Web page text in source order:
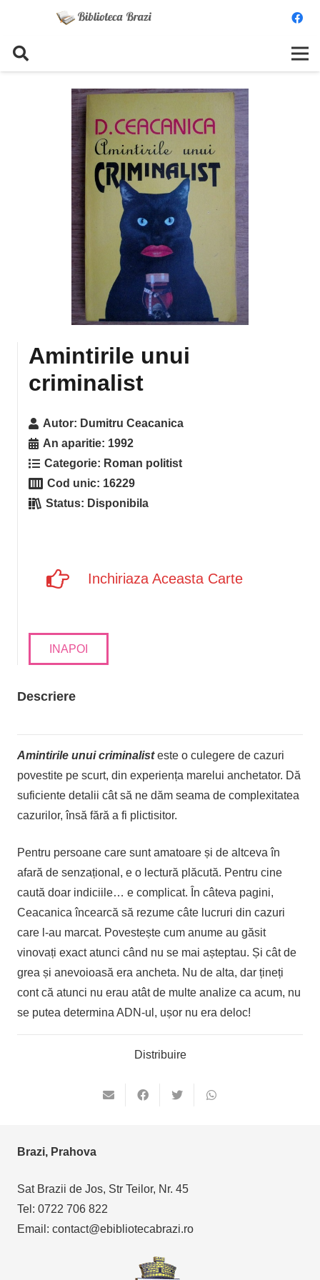
Amintirile unui
criminalist
Autor: Dumitru Ceacanica
An aparitie: 1992
Categorie: Roman politist
Cod unic: 16229
Status: Disponibila
Inchiriaza Aceasta Carte
INAPOI
Descriere
Amintirile unui criminalisteste o culegere de cazuri
povestite pe scurt, din experiența marelui anchetator. Dă
suficiente detalii cât să ne dăm seama de complexitatea
cazurilor, însă fără a fi plictisitor.
Pentru persoane care sunt amatoare și de altceva în
afară de senzațional, e o lectură plăcută. Pentru cine
caută doar indiciile… e complicat. În câteva pagini,
Ceacanica încearcă să rezume câte lucruri din cazuri
care l-au marcat. Povestește cum anume au găsit
vinovați exact atunci când nu se mai așteptau. Și cât de
grea și anevoioasă era ancheta. Nu de alta, dar țineți
cont că atunci nu erau atât de multe analize ca acum, nu
se putea determina ADN-ul, ușor nu era deloc!
Distribuire
Brazi, Prahova
Sat Brazii de Jos, Str Teilor, Nr. 45
Tel: 0722 706 822
Email: contact@ebibliotecabrazi.ro